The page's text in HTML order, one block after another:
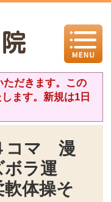
ただきます。この
ます。新規は1日
コマ 漫
ラ運
体操そ